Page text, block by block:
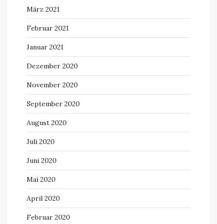
März 2021
Februar 2021
Januar 2021
Dezember 2020
November 2020
September 2020
August 2020
Juli 2020
Juni 2020
Mai 2020
April 2020
Februar 2020